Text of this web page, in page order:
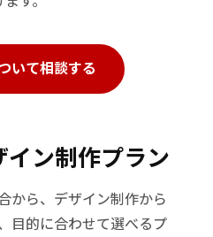
いて相談する
イン制作プラン
から、デザイン制作から
目的に合わせて選べるプ